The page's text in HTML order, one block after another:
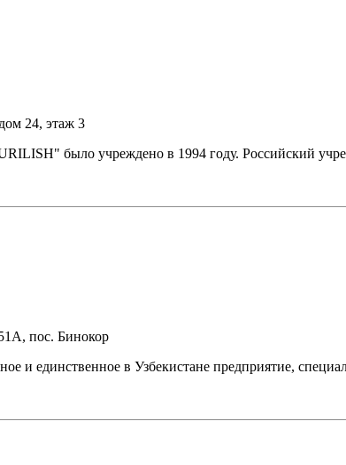
24, этаж 3
было учреждено в 1994 году. Российский
пос. Бинокор
в Узбекистане предприятие,